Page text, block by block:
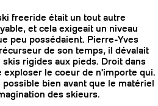
freeride était un tout autre
et cela exigeait un niveau
peu possédaient. Pierre-Yves
de son temps, il dévalait
rigides aux pieds. Droit dans
exploser le coeur de n'importe qui.
bien avant que le matériel
des skieurs.